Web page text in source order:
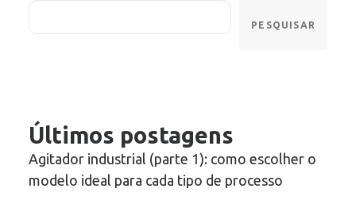
PESQUISAR
Últimos postagens
Agitador industrial (parte 1): como escolher o
modelo ideal para cada tipo de processo